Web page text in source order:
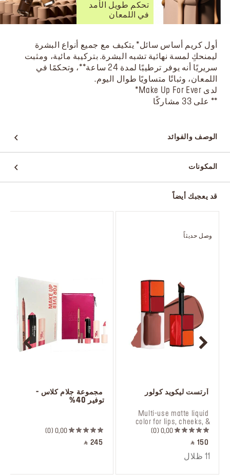
تحكم طويل الأمد
في اللمعان
أول كريم أساس سائل* يتكيف مع جميع أنواع البشرة
ليمنحكِ لمسة نهائية تشبه البشرة. بتركيبة مائية، ومثبت
سريريًا أنه يوفر ترطيبًا لمدة 24 ساعة**، وتحكمًا في
اللمعان، وثباتًا متساويًا طوال اليوم.
لدى Make Up For Ever*
** على 33 مشاركًا
الوصف والفوائد
المكونات
قد يعجبك أيضاً
مجموعة جلام كلاس -
توفير 40%
0,00
0
‎ ⃁ 245 ‎
وصل حديثاً
آرتست ليكويد كولور
eyes.
0,00
0
‎ ⃁ 150 ‎
11 ظلال